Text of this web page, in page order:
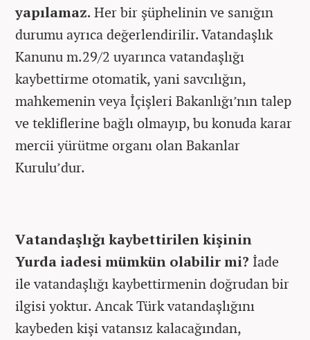
yapılamaz. Her bir şüphelinin ve sanığın
durumu ayrıca değerlendirilir. Vatandaşlık
Kanunu m.29/2 uyarınca vatandaşlığı
kaybettirme otomatik, yani savcılığın,
mahkemenin veya İçişleri Bakanlığı’nın talep
ve tekliflerine bağlı olmayıp, bu konuda karar
mercii yürütme organı olan Bakanlar
Kurulu’dur.
Vatandaşlığı kaybettirilen kişinin
Yurda iadesi mümkün olabilir mi? İade
ile vatandaşlığı kaybettirmenin doğrudan bir
ilgisi yoktur. Ancak Türk vatandaşlığını
kaybeden kişi vatansız kalacağından,